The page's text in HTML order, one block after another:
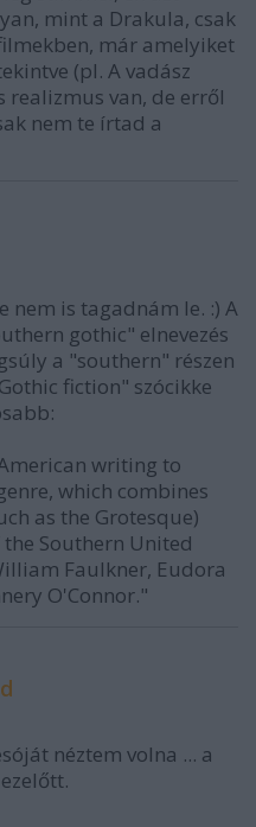
mint a Drakula, csak
már amelyiket
(pl. A vadász
realizmus van, de erről
nem te írtad a
nem is tagadnám le. :) A
gothic" elnevezés
a "southern" részen
fiction" szócikke
writing to
which combines
as the Grotesque)
Southern United
Faulkner, Eudora
O'Connor."
néztem volna ... a